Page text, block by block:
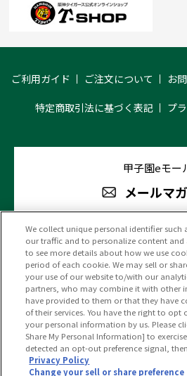
ご利用ガイド ご注文について お
特定商取引法に基づく表記 プ
甲子園eモー
メールマ
阪神甲子園球場
(c)HANSHIN KOSHIEN STADIUM
We collect unique personal identifier such
our traffic and to personalize content and
to see more details about how we use
period of each cookie. We may sell or
your use of our website to/with our
partners, who may combine it with other
have provided to them or that they have
of their services. You have the right to opt
your personal information by us. Please
Share My Personal Information] to
detected an opt-out preference signal,
Privacy Policy
Change your sell or share preference